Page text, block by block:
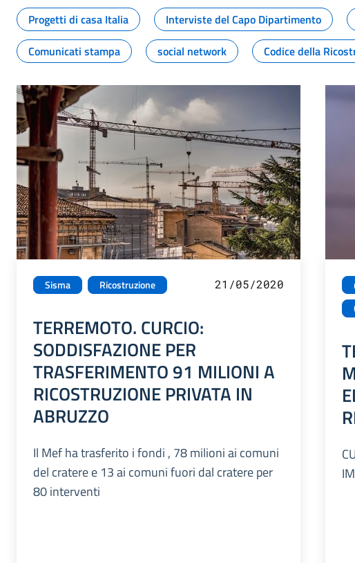
Progetti di casa Italia
Interviste del Capo Dipartimento
Comunicati stampa
social network Codice della
Sisma Ricostruzione 21/05/2020
TERREMOTO. CURCIO:
SODDISFAZIONE PER
TRASFERIMENTO 91 MILIONI A
RICOSTRUZIONE PRIVATA IN
ABRUZZO
Il Mef ha trasferito i fondi , 78 milioni ai comuni
del cratere e 13 ai comuni fuori dal cratere per
80 interventi